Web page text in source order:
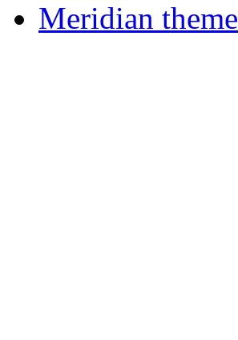
Meridian theme